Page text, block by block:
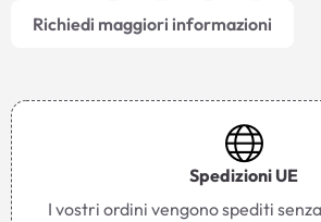
Richiedi maggiori informazioni
Spedizioni UE
I vostri ordini vengono spediti